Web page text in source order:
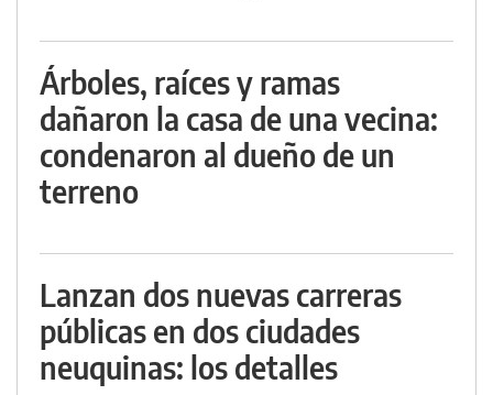
Árboles, raíces y ramas
dañaron la casa de una vecina:
condenaron al dueño de un
terreno
Lanzan dos nuevas carreras
públicas en dos ciudades
neuquinas: los detalles